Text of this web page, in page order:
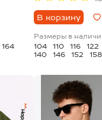
164
В корзину
Размеры в
104
110 116 122
140
146 152 158